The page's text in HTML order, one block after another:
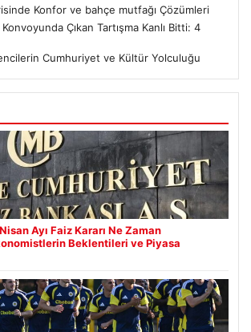
Konfor ve bahçe mutfağı Çözümleri
Çıkan Tartışma Kanlı Bitti: 4
Cumhuriyet ve Kültür Yolculuğu
Ayı Faiz Kararı Ne Zaman
Beklentileri ve Piyasa